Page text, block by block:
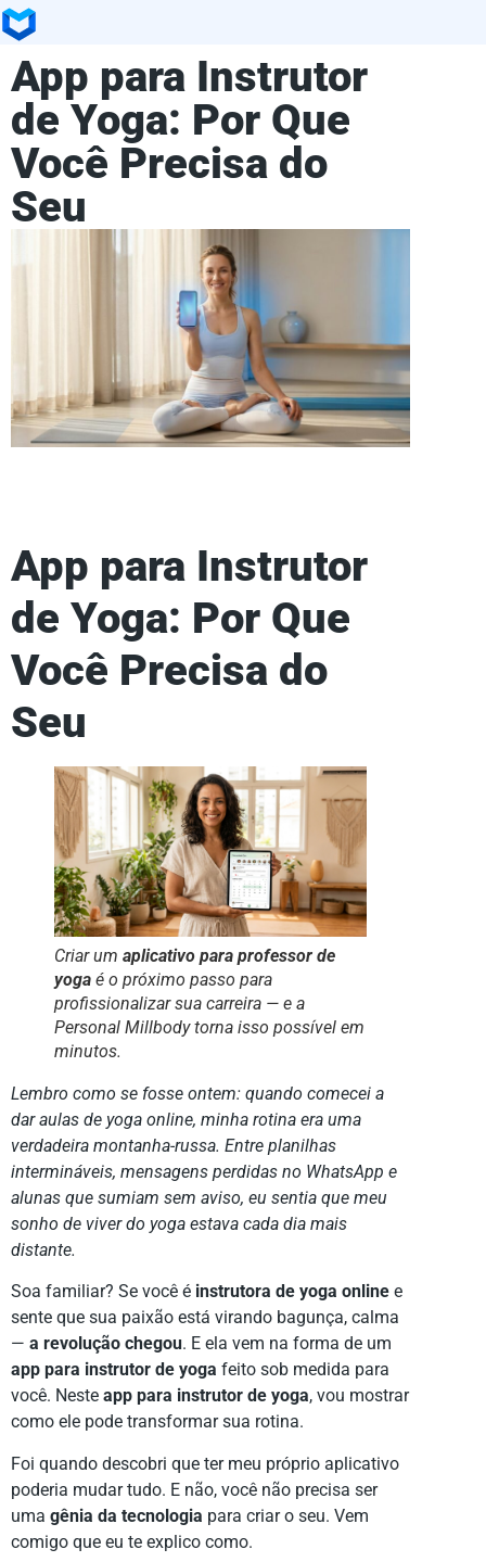
App para Instrutor
de Yoga: Por Que
Você Precisa do
Seu
App para Instrutor
de Yoga: Por Que
Você Precisa do
Seu
Criar um aplicativo para professor de
yoga é o próximo passo para
profissionalizar sua carreira — e a
Personal Millbody torna isso possível em
minutos.
Lembro como se fosse ontem: quando comecei a
dar aulas de yoga online, minha rotina era uma
verdadeira montanha-russa. Entre planilhas
intermináveis, mensagens perdidas no WhatsApp e
alunas que sumiam sem aviso, eu sentia que meu
sonho de viver do yoga estava cada dia mais
distante.
Soa familiar? Se você é instrutora de yoga online e
sente que sua paixão está virando bagunça, calma
— a revolução chegou. E ela vem na forma de um
app para instrutor de yoga feito sob medida para
você. Neste app para instrutor de yoga, vou mostrar
como ele pode transformar sua rotina.
Foi quando descobri que ter meu próprio aplicativo
poderia mudar tudo. E não, você não precisa ser
uma gênia da tecnologia para criar o seu. Vem
comigo que eu te explico como.